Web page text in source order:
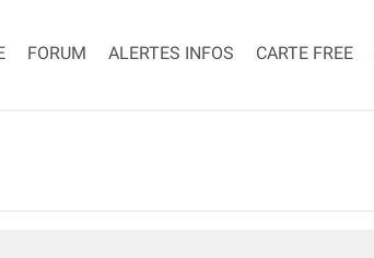
FORUM ALERTES INFOS CARTE FREE